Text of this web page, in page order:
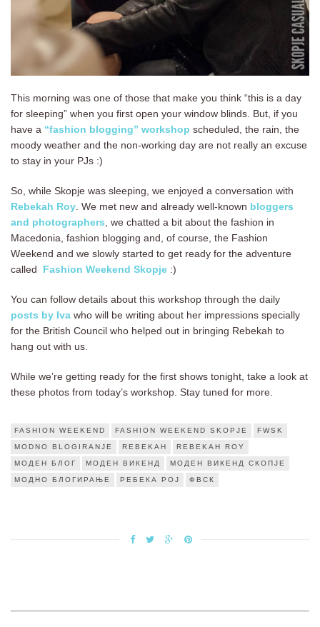
This morning was one of those that make you think “this is a day
for sleeping” when you first open your window blinds. But, if you
have a “fashion blogging” workshop scheduled, the rain, the
moody weather and the non-working day are not really an excuse
to stay in your PJs :)
So, while Skopje was sleeping, we enjoyed a conversation with
Rebekah Roy. We met new and already well-known bloggers
and photographers, we chatted a bit about the fashion in
Macedonia, fashion blogging and, of course, the Fashion
Weekend and we slowly started to get ready for the adventure
called Fashion Weekend Skopje :)
You can follow details about this workshop through the daily
posts by Iva who will be writing about her impressions specially
for the British Council who helped out in bringing Rebekah to
hang out with us.
While we’re getting ready for the first shows tonight, take a look at
these photos from today’s workshop. Stay tuned for more.
FASHION WEEKEND FASHION WEEKEND SKOPJE FWSK
MODNO BLOGIRANJE REBEKAH REBEKAH ROY
МОДЕН БЛОГ МОДЕН ВИКЕНД МОДЕН ВИКЕНД СКОПЈЕ
МОДНО БЛОГИРАЊЕ РЕБЕКА РОЈ ФВСК